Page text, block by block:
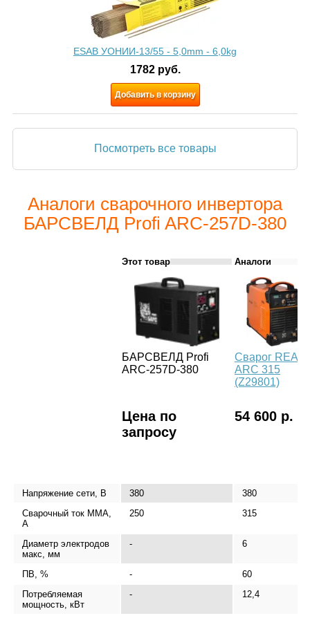
ESAB УОНИИ-13/55 - 5,0mm - 6,0kg
1782 руб.
Добавить в корзину
Посмотреть все товары
Аналоги сварочного инвертора
БАРСВЕЛД Profi ARC-257D-380
Этот товар Аналоги
БАРСВЕЛД Profi
ARC-257D-380
Сварог REAL
ARC 315
(Z29801)
Цена по
запросу
54 600 р.
Напряжение сети, В 380
380
Сварочный ток MMA,
А
250 315
Диаметр электродов
макс, мм
- 6
ПВ, % -
60
Потребляемая
мощность, кВт
- 12,4